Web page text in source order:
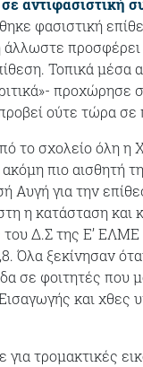
αντιφασιστική
φασιστική
Τοπικά
προχώρησε
ούτε τώρα
το σχολείο όλη η
πιο αισθητή
για την
η κατάσταση και
του Δ.Σ της Ε’
Όλα ξεκίνησαν
σε φοιτητές που
και
για τρομακτικές